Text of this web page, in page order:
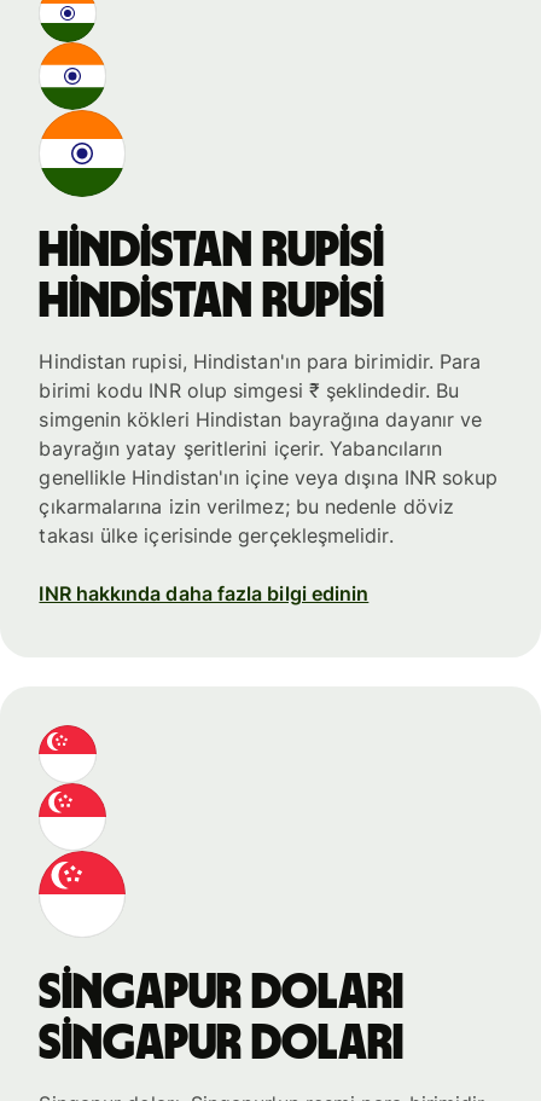
Hindistan rupisi
Hindistan rupisi
Hindistan rupisi, Hindistan'ın para birimidir. Para
birimi kodu INR olup simgesi ₹ şeklindedir. Bu
simgenin kökleri Hindistan bayrağına dayanır ve
bayrağın yatay şeritlerini içerir. Yabancıların
genellikle Hindistan'ın içine veya dışına INR sokup
çıkarmalarına izin verilmez; bu nedenle döviz
takası ülke içerisinde gerçekleşmelidir.
INR hakkında daha fazla bilgi edinin
Singapur doları
Singapur doları